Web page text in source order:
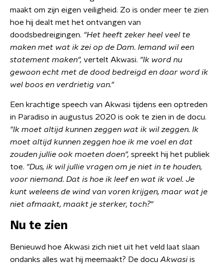
maakt om zijn eigen veiligheid. Zo is onder meer te zien
hoe hij dealt met het ontvangen van
doodsbedreigingen. "Het heeft zeker heel veel te
maken met wat ik zei op de Dam. Iemand wil een
statement maken", vertelt Akwasi. "Ik word nu
gewoon echt met de dood bedreigd en daar word ik
wel boos en verdrietig van."
Een krachtige speech van Akwasi tijdens een optreden
in Paradiso in augustus 2020 is ook te zien in de docu.
"Ik moet altijd kunnen zeggen wat ik wil zeggen. Ik
moet altijd kunnen zeggen hoe ik me voel en dat
zouden jullie ook moeten doen", spreekt hij het publiek
toe. "Dus, ik wil jullie vragen om je niet in te houden,
voor niemand. Dat is hoe ik leef en wat ik voel. Je
kunt weleens de wind van voren krijgen, maar wat je
niet afmaakt, maakt je sterker, toch?"
Nu te zien
Benieuwd hoe Akwasi zich niet uit het veld laat slaan
ondanks alles wat hij meemaakt? De docu Akwasi is